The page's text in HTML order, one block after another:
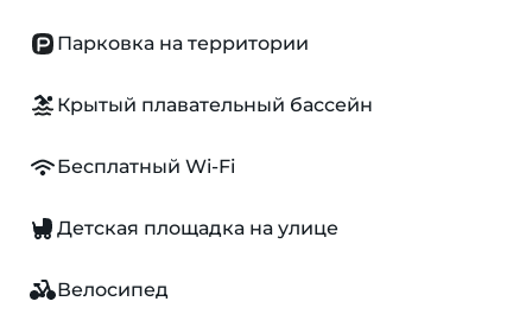
Парковка на территории
Крытый плавательный бассейн
Бесплатный Wi-Fi
Детская площадка на улице
Велосипед